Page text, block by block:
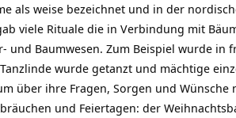
als weise bezeichnet und in der
viele Rituale die in Verbindung mit
und Baumwesen. Zum Beispiel wurde
wurde getanzt und mächtige
über ihre Fragen, Sorgen und
und Feiertagen: der